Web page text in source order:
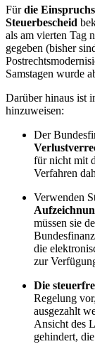
Fürdie
Steuerbescheid
als am vierten Tag
gegeben (bisher
Samstagen wurde
Darüber hinaus ist
hinzuweisen:
Der
für nicht mit
Verfahren
Verwenden
müssen sie
die
zur
Die
Regelung
ausgezahlt
Ansicht des
gehindert,